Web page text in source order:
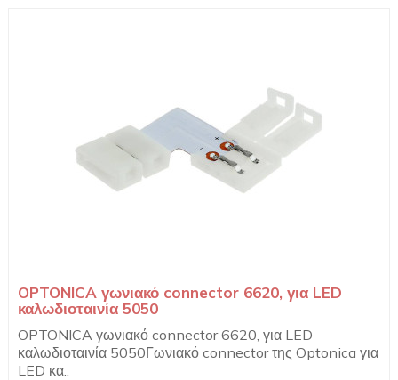
OPTONICA γωνιακό connector 6620, για LED
καλωδιοταινία 5050
OPTONICA γωνιακό connector 6620, για LED
καλωδιοταινία 5050Γωνιακό connector της Optonica για
LED κα..